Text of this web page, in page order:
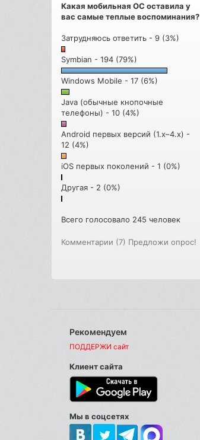
Какая мобильная ОС оставила у
вас самые теплые воспоминания?
Затрудняюсь ответить - 9 (3%)
Symbian - 194 (79%)
Windows Mobile - 17 (6%)
Java (обычные кнопочные
телефоны) - 10 (4%)
Android первых версий (1.x–4.x) -
12 (4%)
iOS первых поколений - 1 (0%)
Другая - 2 (0%)
Всего голосовало 245 человек
Комментарии (7) Предложи опрос!
Рекомендуем
ПОДДЕРЖИ сайт
Клиент сайта
Мы в соцсетях